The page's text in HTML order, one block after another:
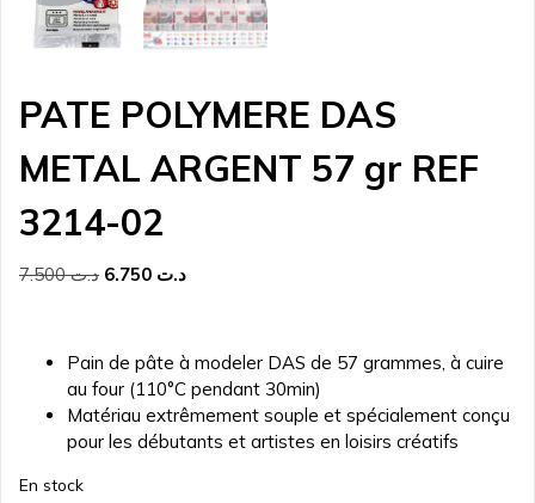
PATE POLYMERE DAS
METAL ARGENT 57 gr REF
3214-02
د.ت7.500
Le
était :
د.ت 7.500.
د.تLe
د.ت 6.750.
Pain de pâte à modeler DAS de 57 grammes, à cuire
au four (110°C pendant 30min)
Matériau extrêmement souple et spécialement conçu
pour les débutants et artistes en loisirs créatifs
En stock